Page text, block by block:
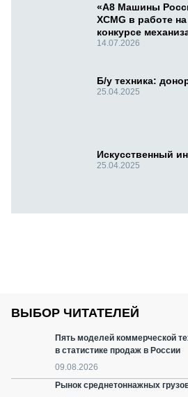
«А8 Машины
XCMG в работе
конкурсе
14.07.2026
Б/у техника:
25.04.2025
Искусственный
25.04.2025
ВЫБОР ЧИТАТЕЛЕЙ
Пять моделей коммерческой
в статистике продаж в России
09.08.2026
Рынок среднетоннажных